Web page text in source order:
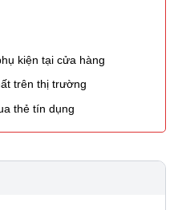
kiện tại cửa hàng
trên thị trường
thẻ tín dụng